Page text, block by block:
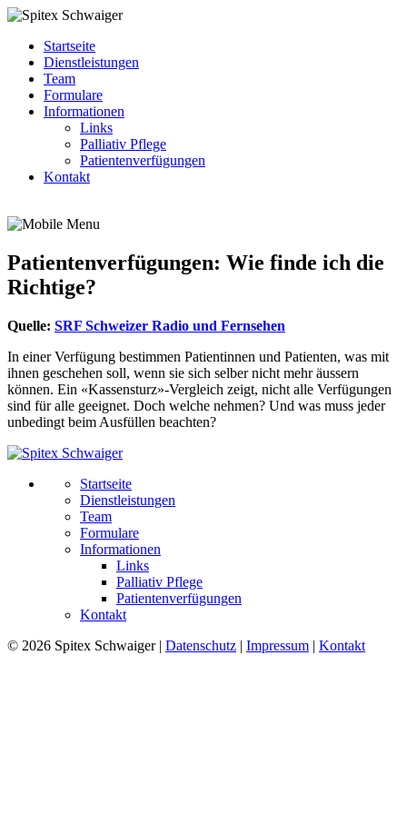
Startseite
Dienstleistungen
Team
Formulare
Informationen
Links
Palliativ Pflege
Patientenverfügungen
Kontakt
Patientenverfügungen: Wie finde ich die
Richtige?
Quelle: SRF Schweizer Radio und Fernsehen
In einer Verfügung bestimmen Patientinnen und Patienten, was mit
ihnen geschehen soll, wenn sie sich selber nicht mehr äussern
können. Ein «Kassensturz»-Vergleich zeigt, nicht alle Verfügungen
sind für alle geeignet. Doch welche nehmen? Und was muss jeder
unbedingt beim Ausfüllen beachten?
Startseite
Dienstleistungen
Team
Formulare
Informationen
Links
Palliativ Pflege
Patientenverfügungen
Kontakt
© 2026 Spitex Schwaiger | Datenschutz | Impressum | Kontakt